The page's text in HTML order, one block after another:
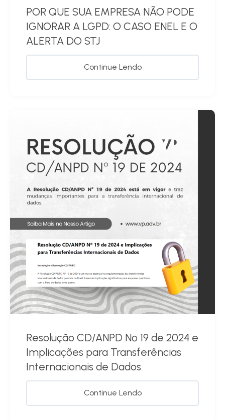
POR QUE SUA EMPRESA NÃO PODE
IGNORAR A LGPD: O CASO ENEL E O
ALERTA DO STJ
Continue Lendo
Resolução CD/ANPD Nº 19 de 2024 e
Implicações para Transferências
Internacionais de Dados
Continue Lendo